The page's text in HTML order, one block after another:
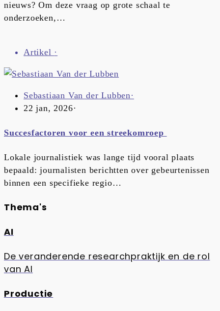
nieuws? Om deze vraag op grote schaal te
onderzoeken,…
Artikel ·
Sebastiaan Van der Lubben ·
22 jan, 2026·
Succesfactoren voor een streekomroep
Lokale journalistiek was lange tijd vooral plaats
bepaald: journalisten berichtten over gebeurtenissen
binnen een specifieke regio…
Thema's
AI
De veranderende researchpraktijk en de rol
van AI
Productie